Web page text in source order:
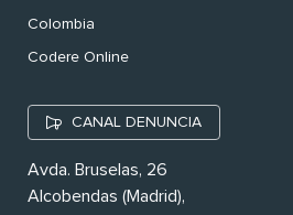
Colombia
Codere Online
CANAL DENUNCIA
Avda. Bruselas, 26
Alcobendas (Madrid),